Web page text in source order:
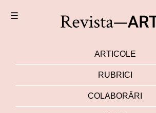
☰
ARTICOLE
RUBRICI
COLABORĂRI